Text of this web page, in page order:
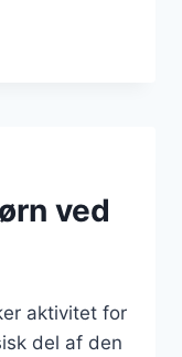
ved
aktivitet for
del af den